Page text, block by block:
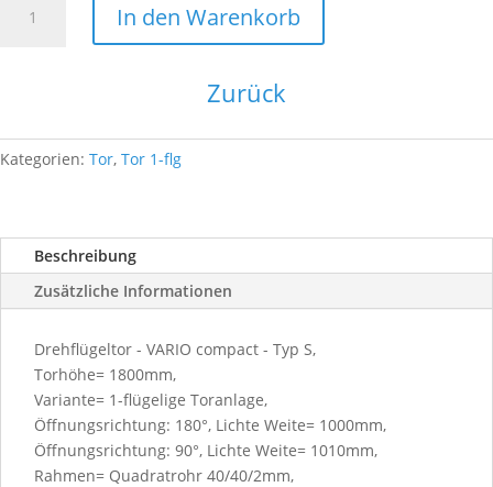
compact-
In den Warenkorb
Zurück
Kategorien: Tor, Tor 1-flg
Beschreibung
Zusätzliche Informationen
Drehflügeltor - VARIO compact - Typ S,
Torhöhe= 1800mm,
Variante= 1-flügelige Toranlage,
Öffnungsrichtung: 180°, Lichte Weite= 1000mm,
Öffnungsrichtung: 90°, Lichte Weite= 1010mm,
Rahmen= Quadratrohr 40/40/2mm,